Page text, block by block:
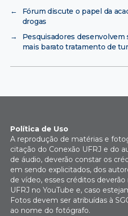
←
Fórum discute o papel da
drogas
→
Pesquisadores
mais barato tratamento de
Política de Uso
A reprodução de matérias e
citação do Conexão UFRJ e do
de áudio, deverão constar os
em sendo explicitados, dos
de vídeo, esses créditos
UFRJ no YouTube e, caso
Fotos devem ser atribuídas à
ao nome do fotógrafo.